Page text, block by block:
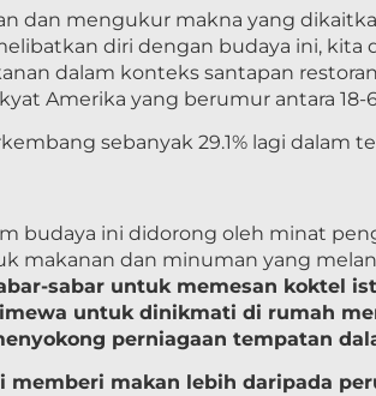
dan mengukur makna yang
diri dengan budaya ini, kita
dalam konteks santapan
Amerika yang berumur antara
sebanyak 29.1% lagi dalam
budaya ini didorong oleh minat
makanan dan minuman yang
sabar untuk memesan koktel
untuk dinikmati di rumah
perniagaan tempatan
memberi makan lebih daripada